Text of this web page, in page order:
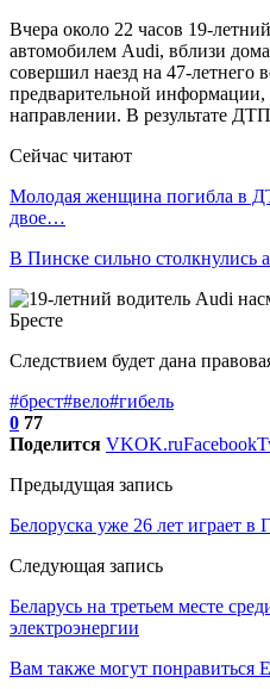
Вчера около 22 часов 19-
автомобилем Audi, вблизи
совершил наезд на 47-летнего
предварительной информации,
направлении. В результате
Сейчас читают
Молодая женщина погибла в
двое…
В Пинске сильно столкнулись
Следствием будет дана
#брест#вело#гибель
0 77
Поделится VKOK.ruFacebook
Предыдущая запись
Белоруска уже 26 лет играет в
Следующая запись
Беларусь на третьем месте
электроэнергии
Вам также могут понравиться